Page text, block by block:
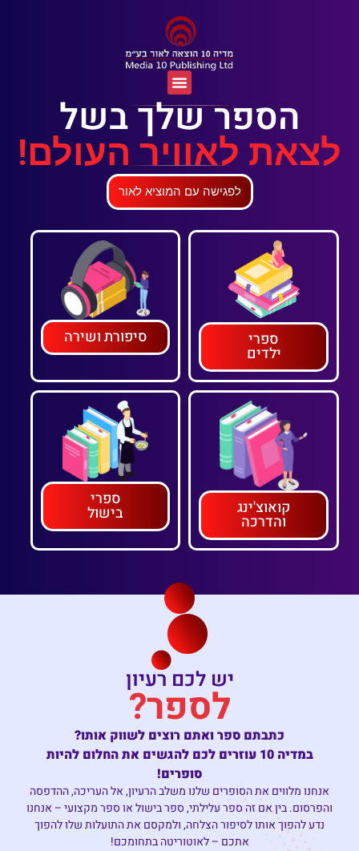
הספר שלך בשל
לצאת לאוויר העולם!
לפגישה עם המוציא לאור
ספרי
ילדים
סיפורת ושירה
קואוצ'ינג
והדרכה
ספרי
בישול
יש לכם רעיון
לספר?
כתבתם ספר ואתם רוצים לשווק אותו?
במדיה 10 עוזרים לכם להגשים את החלוםלהיות
סופרים!
אנחנו מלווים את הסופרים שלנו משלב הרעיון, אל העריכה, ההדפסה
והפרסום. בין אם זה ספר עלילתי, ספר בישול או ספר מקצועי – אנחנו
נדע להפוך אותו לסיפור הצלחה, ולמקסם את התועלות שלו להפוך
אתכם – לאוטוריטה בתחומכם!